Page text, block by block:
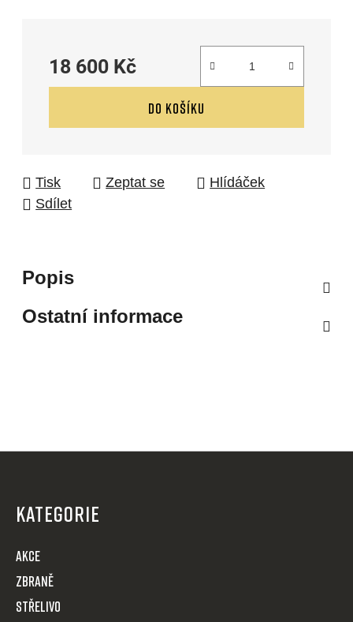
18 600 Kč
Měrná cena:
DO KOŠÍKU
Tisk Zeptat se
Hlídáček
Sdílet
Popis
Ostatní informace
KATEGORIE
AKCE
Zbraně
Střelivo